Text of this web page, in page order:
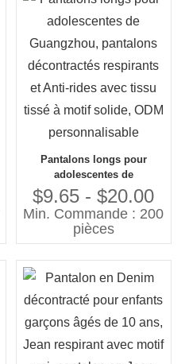
Pantalons longs pour
adolescentes de
Guangzhou, pantalons
décontractés respirants et
Anti-rides avec tissu tissé à
motif solide, ODM
$9.65 - $20.00
Min. Commande : 200
pièces